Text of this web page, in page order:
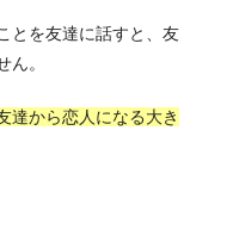
とを友達に話すと、友
。
達から恋人になる大き